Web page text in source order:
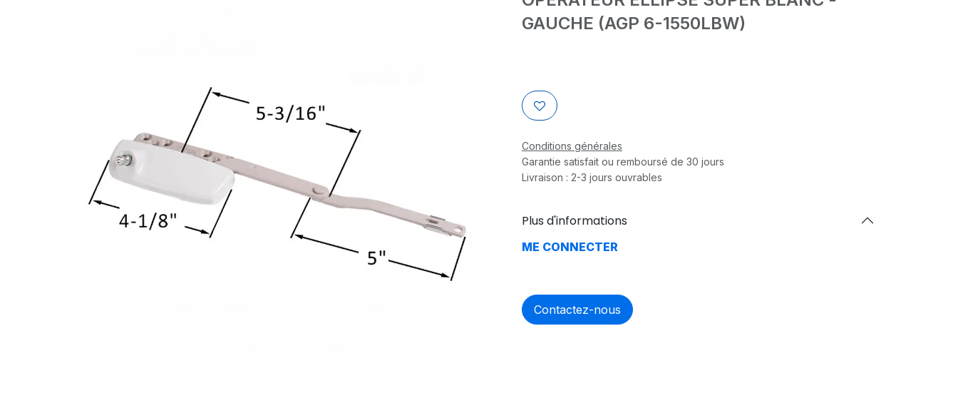
GAUCHE (AGP 6-1550LBW)
Conditions générales
Garantie satisfait ou remboursé de 30 jours
Livraison : 2-3 jours ouvrables
Plus d'informations
ME CONNECTER
Contactez-nous